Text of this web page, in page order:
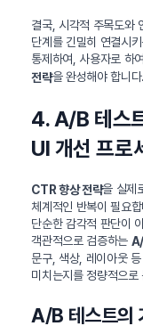
결국, 시각적 주목도와
단계를 긴밀히 연결시
통제하여, 사용자로 하
전략을 완성해야 합니다.
4. A/B 테스
UI 개선 프로
CTR 향상 전략을 실제
체계적인 반복이 필요
단순한 감각적 판단이
객관적으로 검증하는
문구, 색상, 레이아웃
미치는지를 정량적으
A/B 테스트의